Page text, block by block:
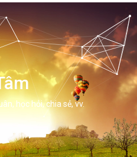
học hỏi, chia sẻ, vv.